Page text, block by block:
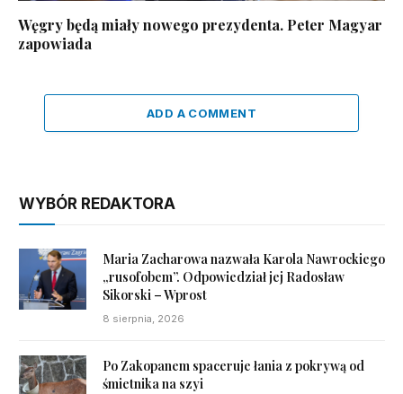
Węgry będą miały nowego prezydenta. Peter Magyar
zapowiada
ADD A COMMENT
WYBÓR REDAKTORA
Maria Zacharowa nazwała Karola Nawrockiego
„rusofobem”. Odpowiedział jej Radosław
Sikorski – Wprost
8 sierpnia, 2026
Po Zakopanem spaceruje łania z pokrywą od
śmietnika na szyi